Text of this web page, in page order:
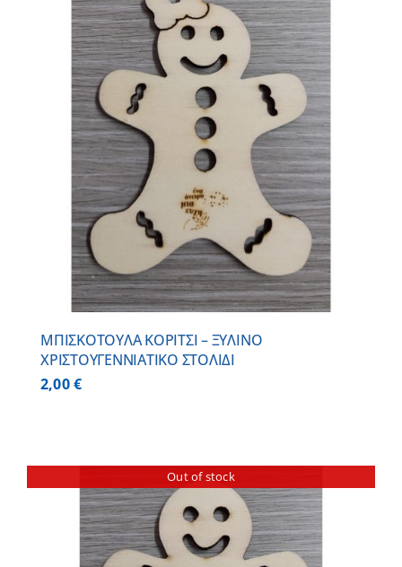
ΜΠΙΣΚΟΤΟΥΛΑ ΚΟΡΙΤΣΙ – ΞΥΛΙΝO
ΧΡΙΣΤΟΥΓΕΝΝΙΑΤΙΚO ΣΤΟΛΙΔΙ
2,00€
Out of stock